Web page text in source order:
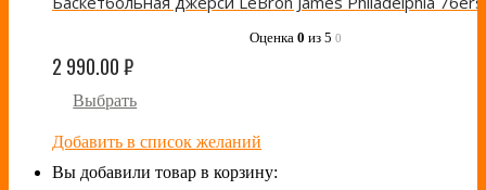
Оценка 0 из 5 0
2 990.00₽
Выбрать
Добавить в список желаний
Вы добавили товар в корзину: